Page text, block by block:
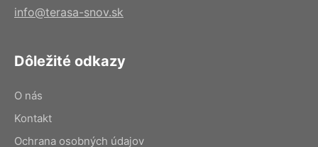
info@terasa-snov.sk
Dôležité odkazy
O nás
Kontakt
Ochrana osobných údajov